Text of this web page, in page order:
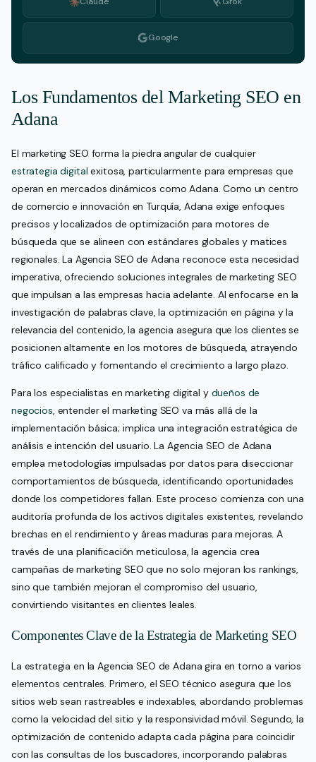
Google
Los Fundamentos del Marketing SEO en
Adana
El marketing SEO forma la piedra angular de cualquier
estrategia digital exitosa, particularmente para empresas que
operan en mercados dinámicos como Adana. Como un centro
de comercio e innovación en Turquía, Adana exige enfoques
precisos y localizados de optimización para motores de
búsqueda que se alineen con estándares globales y matices
regionales. La Agencia SEO de Adana reconoce esta necesidad
imperativa, ofreciendo soluciones integrales de marketing SEO
que impulsan a las empresas hacia adelante. Al enfocarse en la
investigación de palabras clave, la optimización en página y la
relevancia del contenido, la agencia asegura que los clientes se
posicionen altamente en los motores de búsqueda, atrayendo
tráfico calificado y fomentando el crecimiento a largo plazo.
Para los especialistas en marketing digital y dueños de
negocios, entender el marketing SEO va más allá de la
implementación básica; implica una integración estratégica de
análisis e intención del usuario. La Agencia SEO de Adana
emplea metodologías impulsadas por datos para diseccionar
comportamientos de búsqueda, identificando oportunidades
donde los competidores fallan. Este proceso comienza con una
auditoría profunda de los activos digitales existentes, revelando
brechas en el rendimiento y áreas maduras para mejoras. A
través de una planificación meticulosa, la agencia crea
campañas de marketing SEO que no solo mejoran los rankings,
sino que también mejoran el compromiso del usuario,
convirtiendo visitantes en clientes leales.
Componentes Clave de la Estrategia de Marketing SEO
La estrategia en la Agencia SEO de Adana gira en torno a varios
elementos centrales. Primero, el SEO técnico asegura que los
sitios web sean rastreables e indexables, abordando problemas
como la velocidad del sitio y la responsividad móvil. Segundo, la
optimización de contenido adapta cada página para coincidir
con las consultas de los buscadores, incorporando palabras